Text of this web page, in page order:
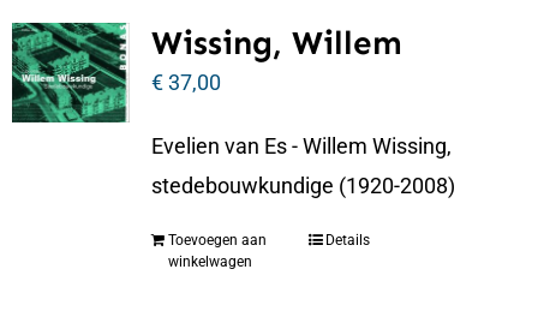
Wissing, Willem
€37,00
Evelien van Es - Willem Wissing,
stedebouwkundige (1920-2008)
Toevoegen aan
winkelwagen
Details